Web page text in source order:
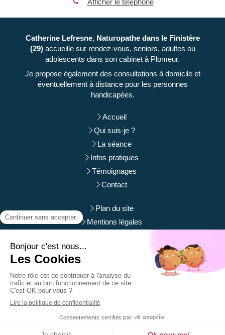
Catherine Lefresne, Naturopathe dans le Finistère
(29) accueille sur rendez-vous, seniors, adultes ou
adolescents dans son cabinet à Plomeur.
Je propose également des consultations à domicile et
éventuellement à distance pour les personnes
handicapées.
Accueil
Qui suis-je ?
La séance
Infos pratiques
Témoignages
Contact
Plan du site
Mentions légales
DuLundiauSamedi et de 14h
Prendre rendez-vous
Création et référencement du site par Simplébo
Site partenaire deAnnuaire Thérapeutes